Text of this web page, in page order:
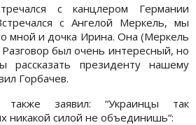
с канцлером Германии
с Ангелой Меркель, мы
мной и дочка Ирина. Она (Меркель
Разговор был очень интересный, но
рассказать президенту нашему
Горбачев.
также заявил: “Украинцы так
никакой силой не объединишь“: